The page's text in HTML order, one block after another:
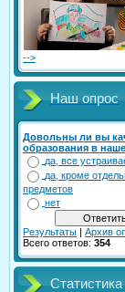
-->
Наш опрос
Довольны ли вы
образования в
да, все
да, кроме
предметов
нет
Результаты | Архив
Всего ответов: 354
Статистика